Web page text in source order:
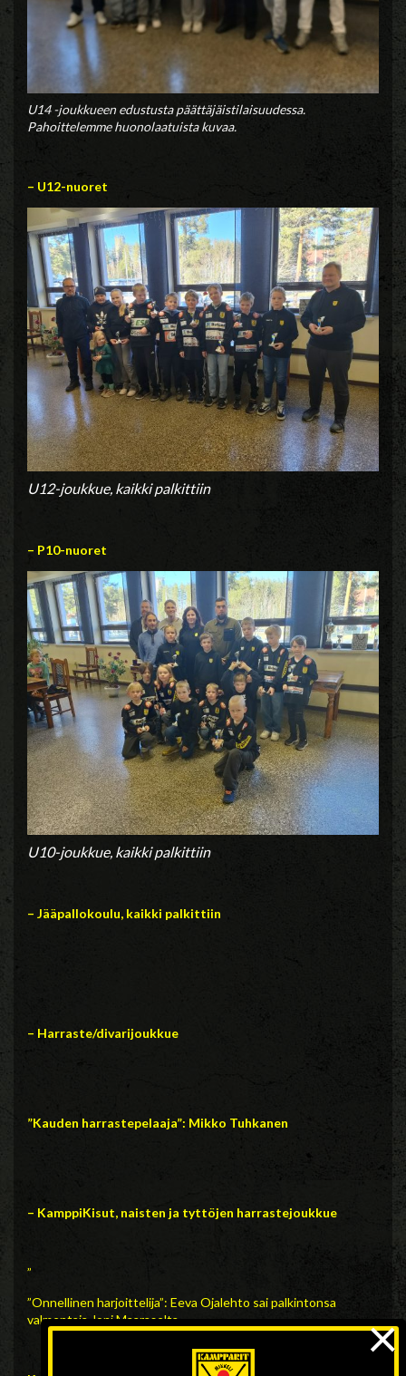
U14 -joukkueen edustusta päättäjäistilaisuudessa.
Pahoittelemme huonolaatuista kuvaa.
– U12-nuoret
U12-joukkue, kaikki palkittiin
– P10-nuoret
U10-joukkue, kaikki palkittiin
– Jääpallokoulu, kaikki palkittiin
– Harraste/divarijoukkue
”Kauden harrastepelaaja”: Mikko Tuhkanen
– KamppiKisut, naisten ja tyttöjen harrastejoukkue
”
”Onnellinen harjoittelija”: Eeva Ojalehto sai palkintonsa
valmentaja Joni Maaraselta
×